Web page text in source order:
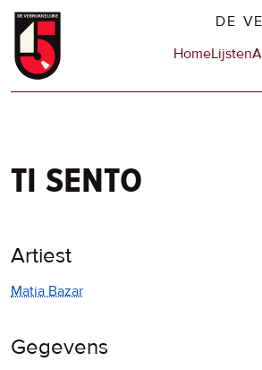
Overslaan
naar
DE
Hoofdnavigatie
HomeLijsten
ti sento
Artiest
Matia Bazar
Gegevens